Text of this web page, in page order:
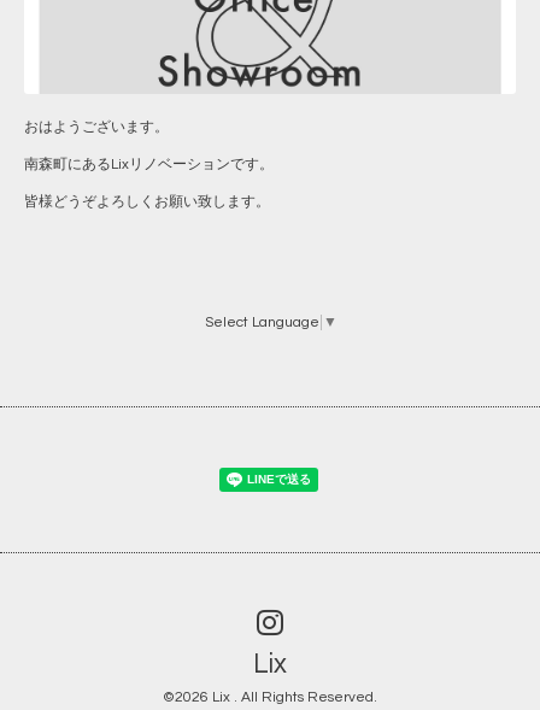
おはようございます。
南森町にあるLixリノベーションです。
皆様どうぞよろしくお願い致します。
Select Language ▼
Lix
©2026 Lix . All Rights Reserved.